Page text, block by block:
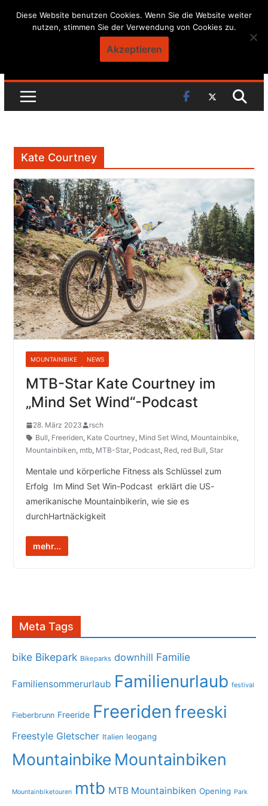
Skip
Kate Courtney
MOUNTAINBIKE NEWS
MTB-Star Kate Courtney im
„Mind Set Wind“-Podcast
28. März 2023
rsch
Bull, Freeriden, Kate Courtney, Mind Set Wind, Mountainbike,
Mountainbiken, mtb, MTB-Star, Podcast, Red, red Bull, Star
Mentale und körperliche Fitness als Schlüssel zum
Erfolg Im Mind Set Win-Podcast erklärt die US-
amerikanische Mountainbikerin, wie sie es
durchHartnäckigkeit
mehr...
Meta Tags
bike Bikepark Bikeparks downhill Familie
Familiensommerurlaub Familienurlaub festival
Fieberbrunn Freeride Freeriden freeski
Freestyle Gletscher Italien leogang
Mountainbike Mountainbiken
Mountainbiketouren mtb MTB Mountainbiken Opening Park
Diese Website benutzen Cookies. Wenn Sie die Website weiter
nutzen, stimmen Sie der Verwendung von Cookies zu.
Akzeptieren